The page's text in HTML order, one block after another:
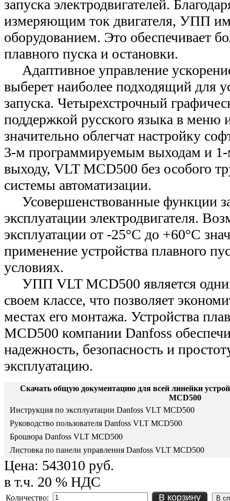
запуска электродвигателей.
измеряющим ток двигателя, УПП
оборудованием. Это обеспечивает
плавного пуска и остановки.
Адаптивное управление
выберет наиболее подходящий для
запуска. Четырехстрочный
поддержкой русского языка в меню
значительно облегчат настройку
3-м программируемым выходам и 1-
выходу, VLT MCD500 без особого
системы автоматизации.
Усовершенствованные функции
эксплуатации электродвигателя.
эксплуатации от -25°С до +60°С
применение устройства плавного
условиях.
УПП VLT MCD500 является
своем классе, что позволяет
местах его монтажа. Устройства
MCD500 компании Danfoss
надежность, безопасность и
эксплуатацию.
Скачать общую документацию для всей линейки
MCD500
Инструкция по эксплуатации Danfoss VLT MCD500
Руководство пользователя Danfoss VLT MCD500
Брошюра Danfoss VLT MCD500
Листовка по панели управления Danfoss VLT MCD500
Цена: 543010 руб.
в т.ч. 20 % НДС
Количество: В корзину